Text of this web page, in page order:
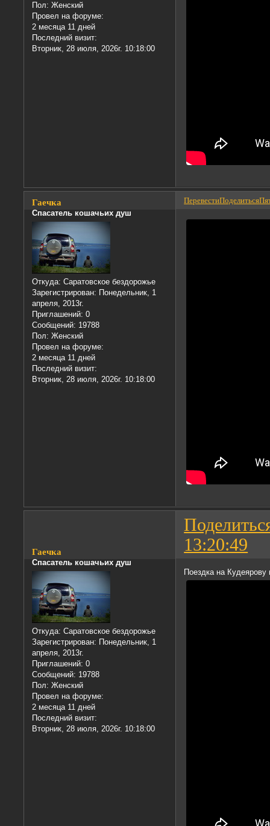
Пол: Женский
Провел на форуме:
2 месяца 11 дней
Последний визит:
Вторник, 28 июля, 2026г. 10:18:00
ПеревестиПоделиться
Гаечка
Спасатель кошачьих душ
Откуда: Саратовское бездорожье
Зарегистрирован: Понедельник, 1
апреля, 2013г.
Приглашений: 0
Сообщений: 19788
Пол: Женский
Провел на форуме:
2 месяца 11 дней
Последний визит:
Вторник, 28 июля, 2026г. 10:18:00
13:20:49
Гаечка
Спасатель кошачьих душ
Откуда: Саратовское бездорожье
Зарегистрирован: Понедельник, 1
апреля, 2013г.
Приглашений: 0
Сообщений: 19788
Пол: Женский
Провел на форуме:
2 месяца 11 дней
Последний визит:
Вторник, 28 июля, 2026г. 10:18:00
Поездка на